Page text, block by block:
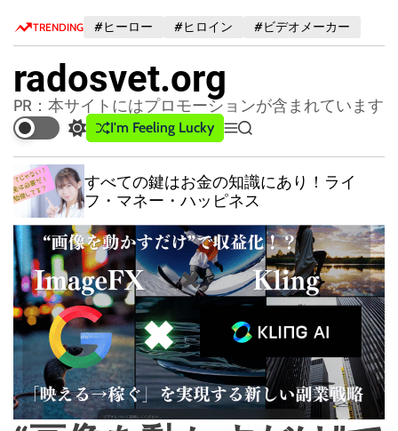
TRENDING #ヒーロー #ヒロイン #ビデオメーカー
radosvet.org
PR：本サイトにはプロモーションが含まれています
S
w
i
t
c
h
c
o
l
o
r
m
o
d
e
I'm Feeling Lucky
M
e
n
u
S
e
a
r
c
h
すべての鍵はお金の知識にあり！ライ
フ・マネー・ハッピネス